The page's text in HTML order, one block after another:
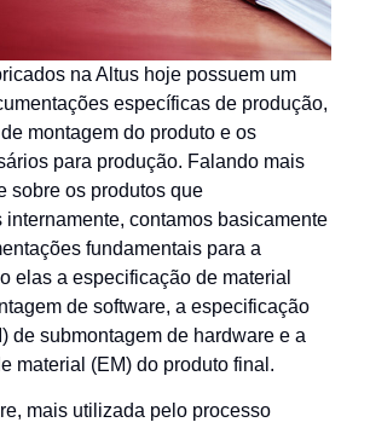
na Altus hoje possuem um
específicas de produção,
montagem do produto e os
para produção. Falando mais
sobre os produtos que
contamos basicamente
fundamentais para a
elas a especificação de material
de software, a especificação
de submontagem de hardware e a
material (EM) do produto final.
mais utilizada pelo processo